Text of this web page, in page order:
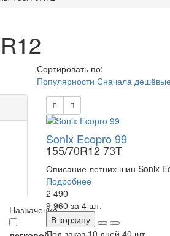
Назначение
Сортировать по:
Популярности Сначала
Sonix Ecopro 99
155/70R12 73T
Описание летних шин Sonix
Подробнее
2 490
9 960 за 4 шт.
В корзину